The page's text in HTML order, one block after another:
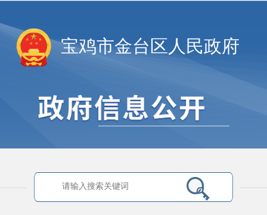
宝鸡市金台区人民政府